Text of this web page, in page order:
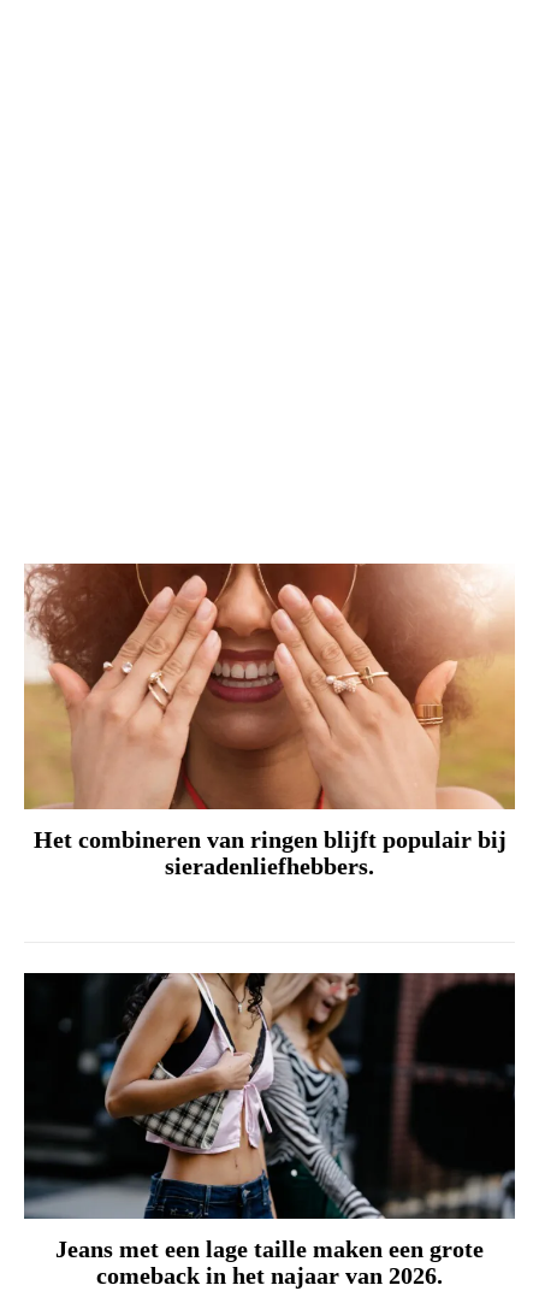
Het combineren van ringen blijft populair bij
sieradenliefhebbers.
Jeans met een lage taille maken een grote
comeback in het najaar van 2026.